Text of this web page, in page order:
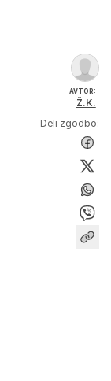
AVTOR:
Ž.K.
Deli zgodbo: